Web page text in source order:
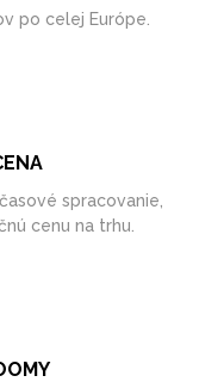
po celej Európe.
spracovanie,
cenu na trhu.